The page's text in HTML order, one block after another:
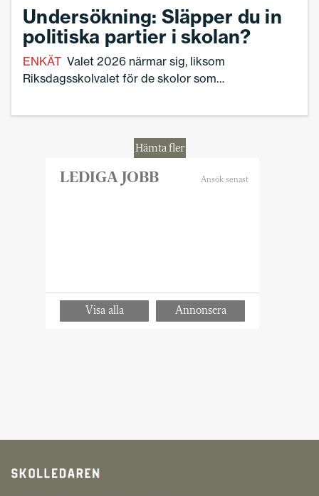
Undersökning: Släpper du in
politiska partier i skolan?
ENKÄT Valet 2026 närmar sig, liksom
Riksdagsskolvalet för de skolor som
undersöka hur skolledare och skolor gör
Hämta fler